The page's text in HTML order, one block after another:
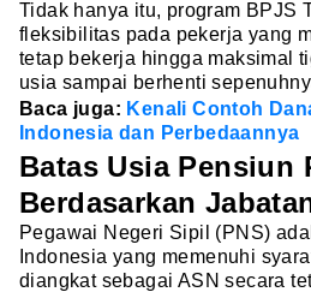
Tidak hanya itu, program BPJS
fleksibilitas pada pekerja yang
tetap bekerja hingga maksimal
usia sampai berhenti
Baca juga: Kenali Contoh
Indonesia dan Perbedaannya
Batas Usia Pensiun
Berdasarkan
Pegawai Negeri Sipil (PNS)
Indonesia yang memenuhi
diangkat sebagai ASN secara